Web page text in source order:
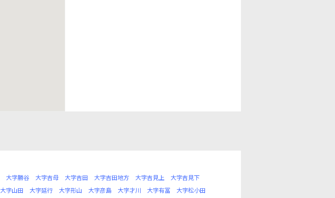
大字勝谷 大字吉母 大字吉田 大字吉田地方 大字吉見上
大字吉見下
大字山田 大字延行 大字形山 大字彦島 大字才川 大字有冨
大字松小田